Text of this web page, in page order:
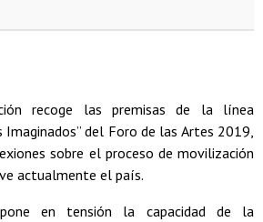
recoge las premisas de la línea
del Foro de las Artes 2019,
sobre el proceso de movilización
actualmente el país.
en tensión la capacidad de la